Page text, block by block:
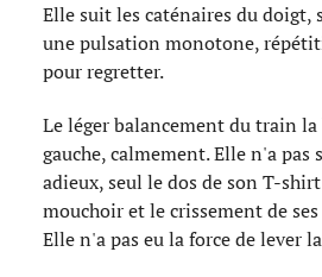
Elle suit les caténaires du doigt,
une pulsation monotone,
pour regretter.
Le léger balancement du train
gauche, calmement. Elle n'a pas
adieux, seul le dos de son T-
mouchoir et le crissement de
Elle n'a pas eu la force de lever